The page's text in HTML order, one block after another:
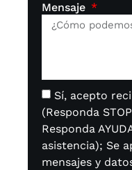
Mensaje
Sí, acepto
(Responda
Responda
asistencia); Se
mensajes y